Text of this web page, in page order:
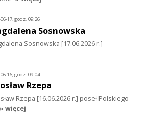
17, godz. 09:26
Sosnowska
Sosnowska [17.06.2026 r.]
16, godz. 09:04
Rzepa
Rzepa [16.06.2026 r.] poseł Polskiego
» więcej